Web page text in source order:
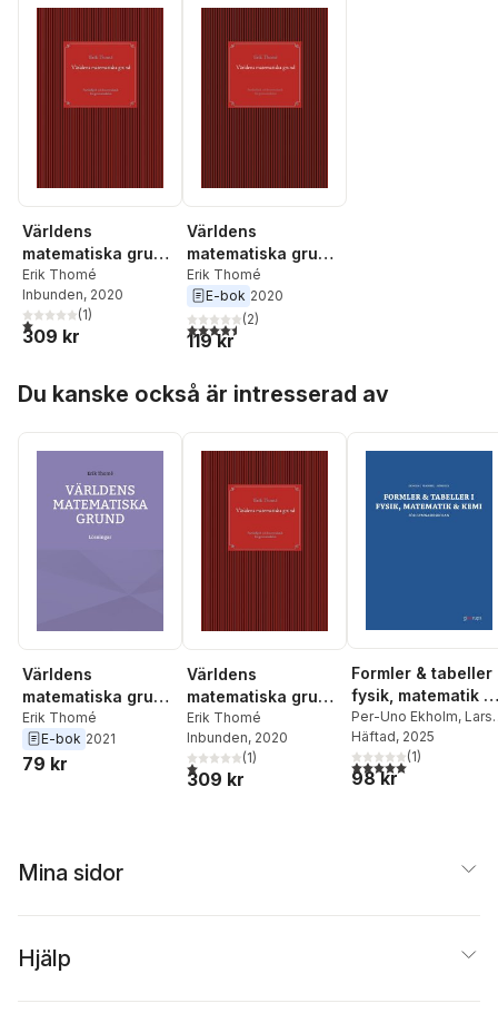
Världens
matematiska grund
: partikelfysik och
kvantmekanik för
gymnasieskolan
Erik Thomé
Inbunden, 2020
1,0utav 5 stjärnor. Totalt antal röster:
(1)
309 kr
Världens
matematiska grund:
Partikelfysik och
kvantmekanik för
gymnasieskolan
Erik Thomé
E-bok 2020
4,5utav 5 stjärnor. Totalt antal röster:
(2)
119 kr
Du kanske också är intresserad av
Världens
matematiska grund:
Lösningar
Erik Thomé
E-bok 2021
79 kr
Världens
matematiska grund
: partikelfysik och
kvantmekanik för
gymnasieskolan
Erik Thomé
Inbunden, 2020
1,0utav 5 stjärnor. Totalt antal röster:
(1)
309 kr
Formler & tabeller
fysik, matematik &
kemi : för
gymnasieskolan
Per-Uno Ekholm, Lars
Fraenkel,Sven
Hörbeck
Häftad, 2025
5,0utav 5 stjärnor.
(1)
98 kr
Mina sidor
Hjälp